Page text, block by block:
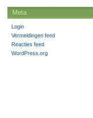
Meta
Login
Vermeldingen feed
Reacties feed
WordPress.org